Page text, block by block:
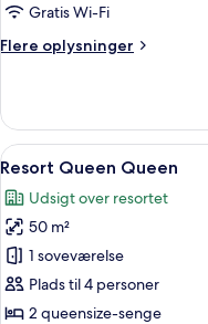
Gratis Wi-Fi
Flere oplysninger
Flere
King
Indlæs
alle
billeder
af
Resort
Queen
Queen
5
Resort Queen Queen
Udsigt over resortet
50 m²
1 soveværelse
Plads til 4 personer
2 queensize-senge